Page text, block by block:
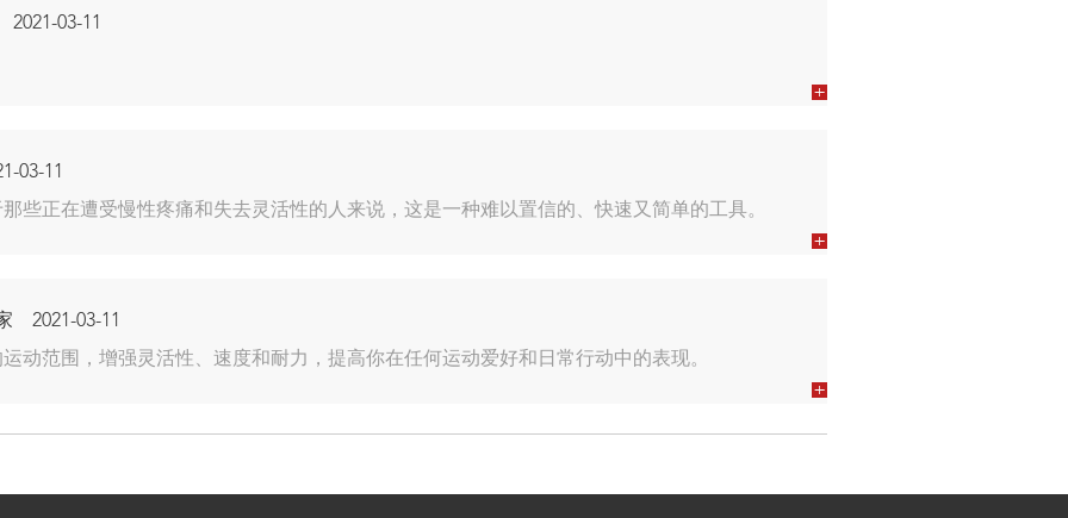
03-11
03-11
些正在遭受慢性疼痛和失去灵活性的人来说，这是一种难以置信的、快速又简单的工具。
2021-03-11
动范围，增强灵活性、速度和耐力，提高你在任何运动爱好和日常行动中的表现。